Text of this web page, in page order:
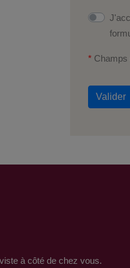
Champs
Valider
à côté de chez vous.